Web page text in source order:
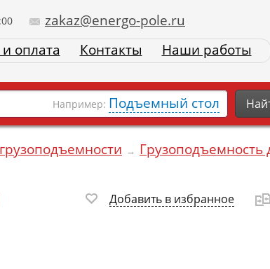
zakaz@energo-pole.ru
оплата Контакты Наши работы
Например: Подъемный стол
→ Грузоподъемность
Добавить в избранное